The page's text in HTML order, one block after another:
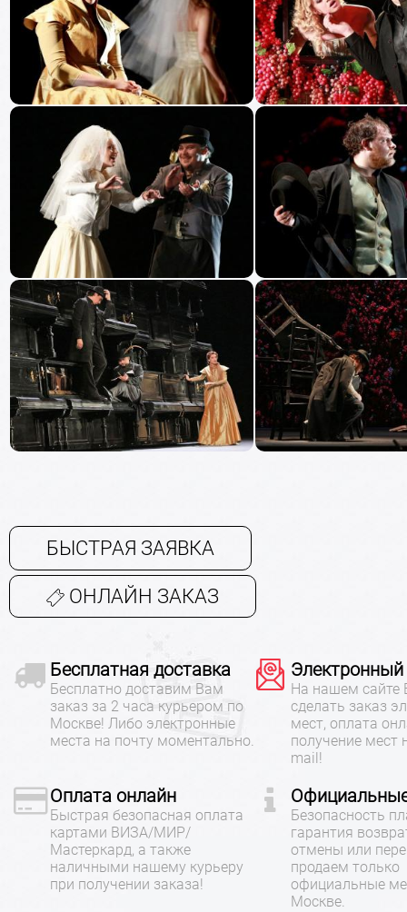
БЫСТРАЯ ЗАЯВКА
ОНЛАЙН ЗАКАЗ
Бесплатная доставка
Бесплатно доставим Вам
заказ за 2 часа курьером по
Москве! Либо электронные
места на почту моментально.
Электронный
На нашем сайте
сделать заказ
мест, оплата
получение мест
mail!
Оплата онлайн
Быстрая безопасная оплата
картами ВИЗА/МИР/
Мастеркард, а также
наличными нашему курьеру
при получении заказа!
Безопасность
гарантия
отмены или
продаем только
официальные
Москве.